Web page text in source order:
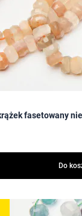
fasetowany
Do